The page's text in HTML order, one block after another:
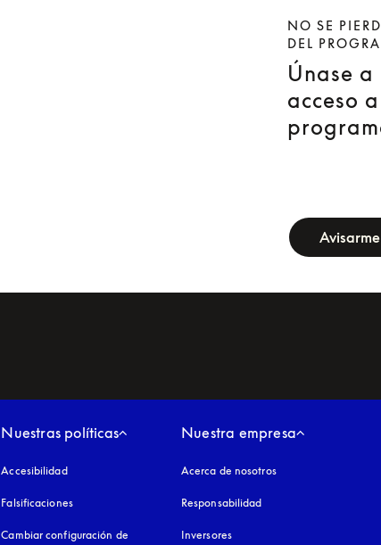
NO SE
DEL
Únase
acceso
Avisarme
Nuestras políticas
Accesibilidadapertura en una pestaña nueva
Falsificacionesapertura en una pestaña nueva
Cambiar configuración de
Nuestra empresa
Acerca de nosotros
Responsabilidad
Inversores